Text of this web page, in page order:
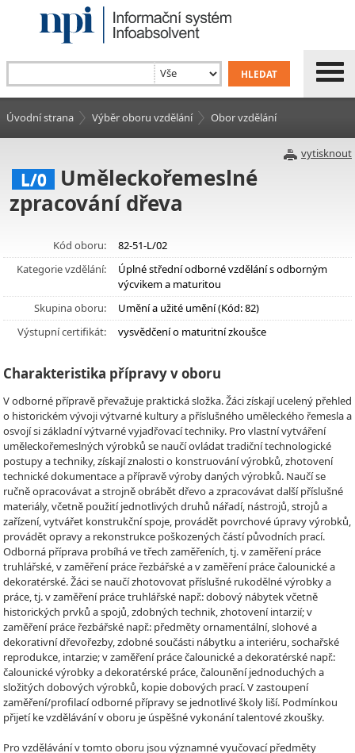
Úvodní strana Výběr oboru vzdělání Obor vzdělání
vytisknout
L/0
Uměleckořemeslné
zpracování dřeva
Kód oboru:
82-51-L/02
Kategorie vzdělání:
Úplné střední odborné vzdělání s odborným
výcvikem a maturitou
Skupina oboru:
Umění a užité umění (Kód: 82)
Výstupní certifikát:
vysvědčení o maturitní zkoušce
Charakteristika přípravy v oboru
V odborné přípravě převažuje praktická složka. Žáci získají ucelený přehled
o historickém vývoji výtvarné kultury a příslušného uměleckého řemesla a
osvojí si základní výtvarné vyjadřovací techniky. Pro vlastní vytváření
uměleckořemeslných výrobků se naučí ovládat tradiční technologické
postupy a techniky, získají znalosti o konstruování výrobků, zhotovení
technické dokumentace a přípravě výroby daných výrobků. Naučí se
ručně opracovávat a strojně obrábět dřevo a zpracovávat další příslušné
materiály, včetně použití jednotlivých druhů nářadí, nástrojů, strojů a
zařízení, vytvářet konstrukční spoje, provádět povrchové úpravy výrobků,
provádět opravy a rekonstrukce poškozených částí původních prací.
Odborná příprava probíhá ve třech zaměřeních, tj. v zaměření práce
truhlářské, v zaměření práce řezbářské a v zaměření práce čalounické a
dekoratérské. Žáci se naučí zhotovovat příslušné rukodělné výrobky a
práce, tj. v zaměření práce truhlářské např.: dobový nábytek včetně
historických prvků a spojů, zdobných technik, zhotovení intarzií; v
zaměření práce řezbářské např.: předměty ornamentální, slohové a
dekorativní dřevořezby, zdobné součásti nábytku a interiéru, sochařské
reprodukce, intarzie; v zaměření práce čalounické a dekoratérské např.:
čalounické výrobky a dekoratérské práce, čalounění jednoduchých a
složitých dobových výrobků, kopie dobových prací. V zastoupení
zaměření/profilací odborné přípravy se jednotlivé školy liší. Podmínkou
přijetí ke vzdělávání v oboru je úspěšné vykonání talentové zkoušky.
Pro vzdělávání v tomto oboru jsou významné vyučovací předměty